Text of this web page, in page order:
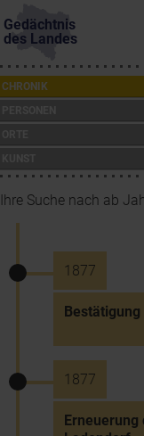
Gedächtnis
des Landes
CHRONIK
Ihre Suche nach ab
1877
1877